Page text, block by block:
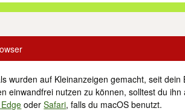
wurden auf Kleinanzeigen gemacht, seit
einwandfrei nutzen zu können, solltest du
oderSafari, falls du macOS benutzt.